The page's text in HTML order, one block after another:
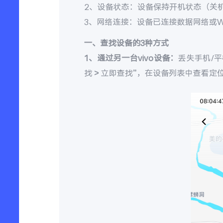
2、设备状态：设备保持开机状态（关
3、网络连接：设备已连接数据网络或
一、查找设备的3种方式
1、通过另一台vivo设备： 丢失手机/
找 > 立即查找”，在设备列表中查看定位